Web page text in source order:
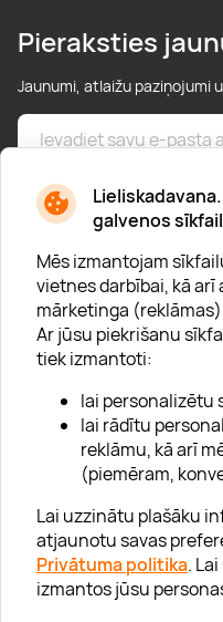
galvenos
Mēs izmantojam
vietnes darbībai, kā
mārketinga
Ar jūsu piekrišanu
tiek izmantoti:
lai personalizētu
lai rādītu
reklāmu, kā arī
(piemēram,
Lai uzzinātu plašāku
atjaunotu savas
Privātuma politika.
izmantos jūsu
Pieraksties
Jaunumi, atlaižu paziņojumi
* Esmu iepazinies/usies ar
Par "Lieliska dāvana"
Uzņēmumiem
Palīdzība